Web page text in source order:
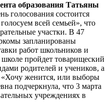
образования Татьяны
голосования состоится
всей семьей», что
участки. В 47
запланированы
работ школьников и
пройдет товарищеский
родителей и учеников, а
«Хочу женится, или выборы
подчеркнула, что 3 марта
учреждениях в